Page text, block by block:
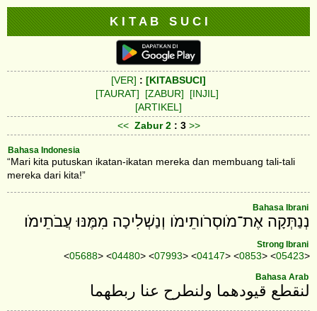
K I T A B S U C I
[VER] : [KITABSUCI]
[TAURAT]
[ZABUR]
[INJIL]
[ARTIKEL]
<< Zabur 2 : 3 >>
Bahasa Indonesia
“Mari kita putuskan ikatan-ikatan mereka dan membuang tali-tali
mereka dari kita!”
Bahasa Ibrani
נְנַתְּקָה אֶת־מֹוסְרֹותֵימֹו וְנַשְׁלִיכָה מִמֶּנּוּ עֲבֹתֵימֹו׃
Strong Ibrani
<05688> <04480> <07993> <04147> <0853> <05423>
Bahasa Arab
لنقطع قيودهما ولنطرح عنا ربطهما